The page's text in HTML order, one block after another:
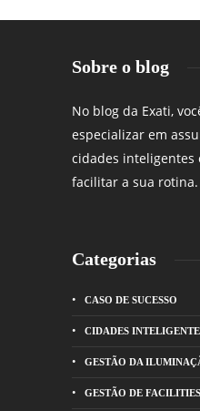
Sobre o blog
No blog da Exati,
especializar em
cidades inteligentes
facilitar a sua rotina.
Categorias
CASO DE SUCESSO
CIDADES
GESTÃO DA
GESTÃO DE FACILITIES